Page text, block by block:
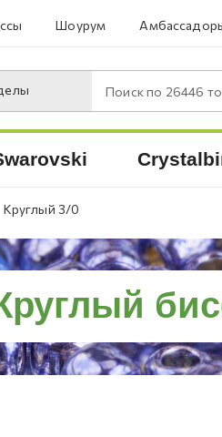
Шоурум
Поиск по 26446
Круглый 3/0